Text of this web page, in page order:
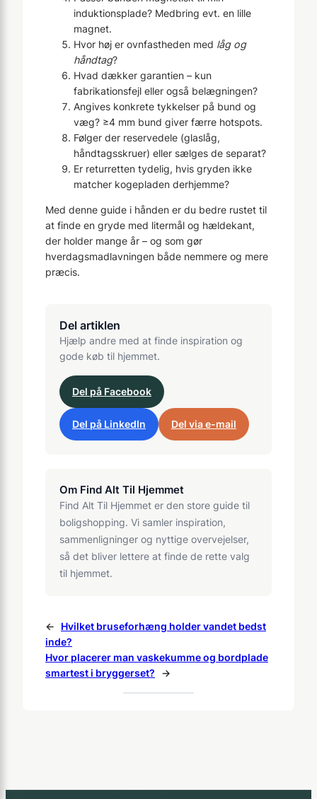
induktionsplade? Medbring evt. en lille
magnet.
Hvor høj er ovnfastheden med låg og
håndtag?
Hvad dækker garantien – kun
fabrikationsfejl eller også belægningen?
Angives konkrete tykkelser på bund og
væg? ≥4 mm bund giver færre hotspots.
Følger der reservedele (glaslåg,
håndtagsskruer) eller sælges de separat?
Er returretten tydelig, hvis gryden ikke
matcher kogepladen derhjemme?
Med denne guide i hånden er du bedre rustet til
at finde en gryde med litermål og hældekant,
der holder mange år – og som gør
hverdagsmadlavningen både nemmere og mere
præcis.
Del artiklen
Hjælp andre med at finde inspiration og
gode køb til hjemmet.
Del på Facebook
Del på LinkedIn Del via e-mail
Om Find Alt Til Hjemmet
Find Alt Til Hjemmet er den store guide til
boligshopping. Vi samler inspiration,
sammenligninger og nyttige overvejelser,
så det bliver lettere at finde de rette valg
til hjemmet.
←
Hvilket bruseforhæng holder vandet bedst
inde?
Hvor placerer man vaskekumme og bordplade
smartest i bryggerset?
→